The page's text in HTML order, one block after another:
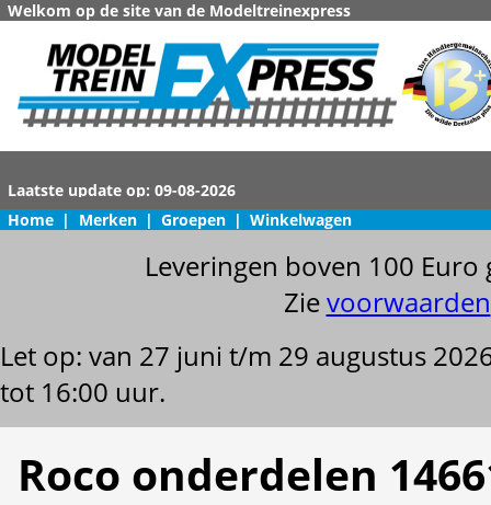
Welkom op de site van de Modeltreinexpress
Home | Merken | Groepen | Winkelwagen
Leveringen boven 100
Zievoorwaarden
Let op: van 27 juni t/m 29 augustus
tot 16:00 uur.
Roco onderdelen